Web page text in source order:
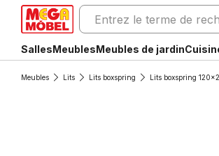
SallesMeublesMeubles de jardin
Meubles Lits Lits boxspring Lits boxspring